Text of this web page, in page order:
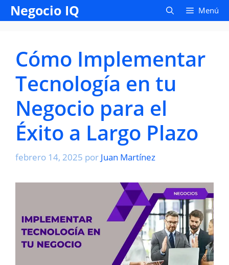
Saltar
al Negocio IQ Menú
Cómo Implementar
Tecnología en tu
Negocio para el
Éxito a Largo Plazo
febrero 14, 2025 por Juan Martínez